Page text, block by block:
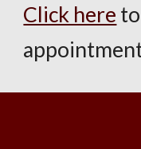
Click here